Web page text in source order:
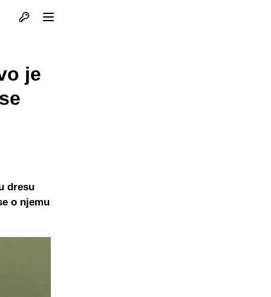
Otvori profil
je
dresu
o njemu